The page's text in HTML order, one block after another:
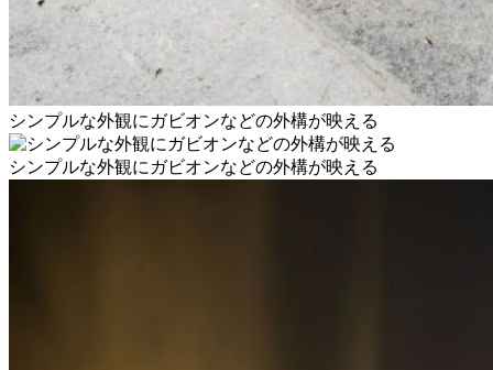
シンプルな外観にガビオンなどの外構が映える
シンプルな外観にガビオンなどの外構が映える